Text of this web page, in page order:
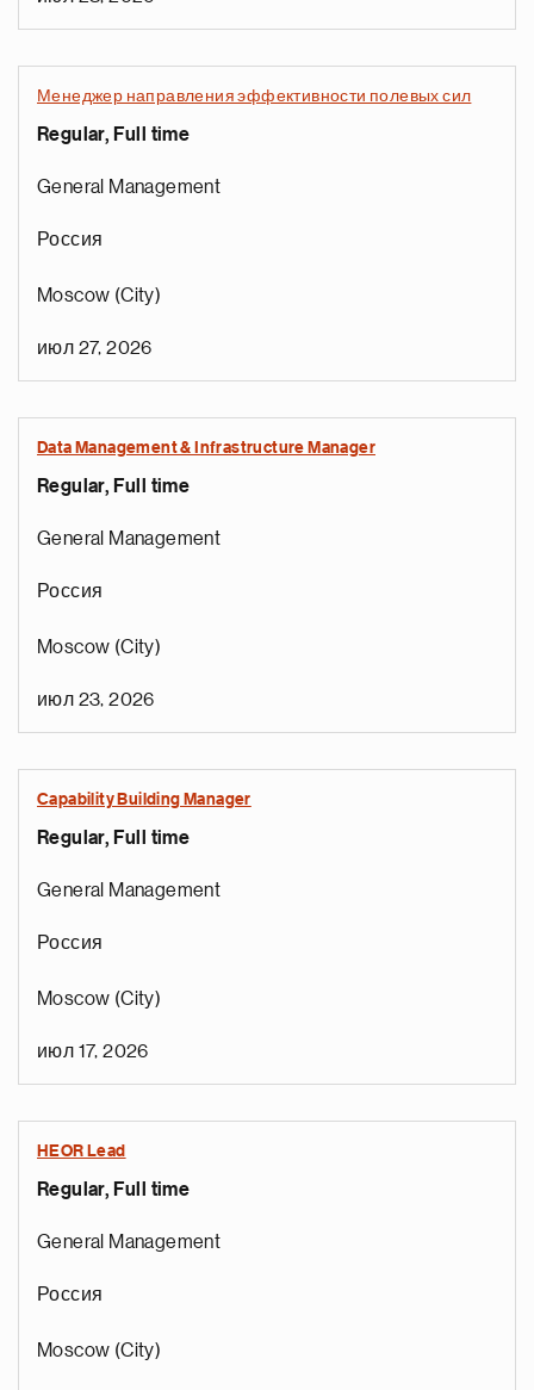
Менеджер направления эффективности полевых сил
Regular, Full time
General Management
Россия
Moscow (City)
июл 27, 2026
Data Management & Infrastructure Manager
Regular, Full time
General Management
Россия
Moscow (City)
июл 23, 2026
Capability Building Manager
Regular, Full time
General Management
Россия
Moscow (City)
июл 17, 2026
HEOR Lead
Regular, Full time
General Management
Россия
Moscow (City)